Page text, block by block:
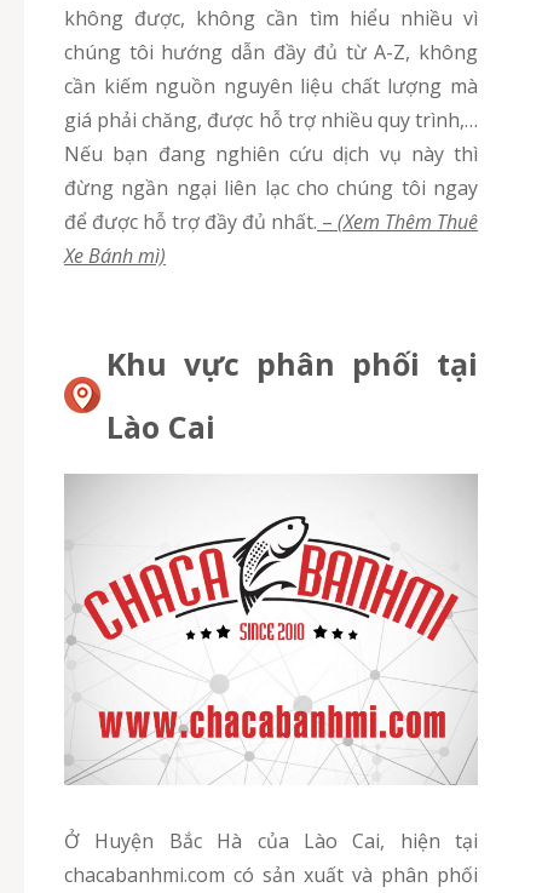
không được, không cần tìm hiểu nhiều vì
chúng tôi hướng dẫn đầy đủ từ A-Z, không
cần kiếm nguồn nguyên liệu chất lượng mà
giá phải chăng, được hỗ trợ nhiều quy trình,…
Nếu bạn đang nghiên cứu dịch vụ này thì
đừng ngần ngại liên lạc cho chúng tôi ngay
để được hỗ trợ đầy đủ nhất. – (Xem Thêm Thuê
Xe Bánh mì)
Khu vực phân phối tại
Lào Cai
Ở Huyện Bắc Hà của Lào Cai, hiện tại
chacabanhmi.com có sản xuất và phân phối